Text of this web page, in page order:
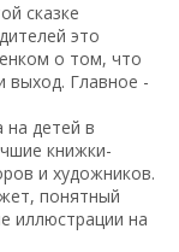
сказке
это
о том, что
выход. Главное -
на детей в
книжки-
и художников.
понятный
иллюстрации на